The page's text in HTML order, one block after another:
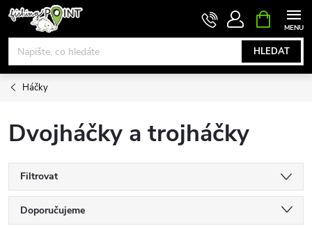
Přejít
obsah
HLEDAT
NÁKUPNÍ
KOŠÍK
Háčky
Dvojháčky a trojháčky
Filtrovat
Ř
Doporučujeme